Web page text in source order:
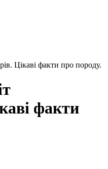
Цікаві факти про породу.
факти